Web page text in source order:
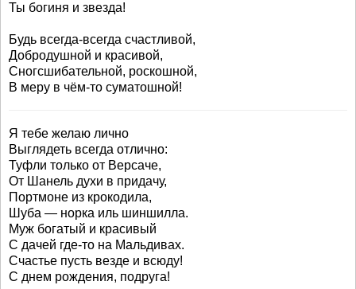
Ты богиня и звезда!
Будь всегда-всегда счастливой,
Добродушной и красивой,
Сногсшибательной, роскошной,
В меру в чём-то суматошной!
Я тебе желаю лично
Выглядеть всегда отлично:
Туфли только от Версаче,
От Шанель духи в придачу,
Портмоне из крокодила,
Шуба — норка иль шиншилла.
Муж богатый и красивый
С дачей где-то на Мальдивах.
Счастье пусть везде и всюду!
С днем рождения, подруга!